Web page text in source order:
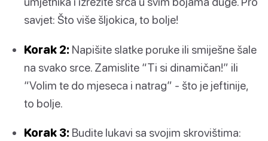
savjet: Što više šljokica, to bolje!
Korak 2: Napišite slatke poruke ili smiješne šale
na svako srce. Zamislite “Ti si dinamičan!” ili
“Volim te do mjeseca i natrag” - što je jeftinije,
to bolje.
Korak 3: Budite lukavi sa svojim skrovištima: